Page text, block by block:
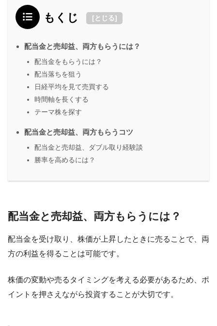
もくじ [とじる]
配当金と売却益、両方もらうには？
配当金をもらうには？
配当落ちを狙う
日経平均を見て売買する
時間軸を長くする
テーマ株を探す
配当金と売却益、両方もらうコツ
配当金と売却益、ダブル取り経験談
勝率を高めるには？
配当金と売却益、両方もらうには？
配当金を受け取り、株価が上昇したときに売ることで、両
方の利益を得ることは可能です。
株価の変動や売るタイミングを考える必要があるため、ポ
イントを押さえながら投資することが大切です。